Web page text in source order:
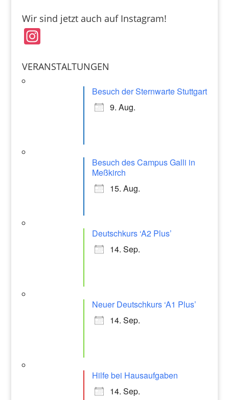
c
e
b
o
ai
l
at
p
Wir sind jetzt auch auf Instagram!
In
a
VERANSTALTUNGEN
Besuch der Sternwarte Stuttgart
9. Aug.
Besuch des Campus Galli in
Meßkirch
15. Aug.
Deutschkurs ‘A2 Plus’
14. Sep.
Neuer Deutschkurs ‘A1 Plus’
14. Sep.
Hilfe bei Hausaufgaben
14. Sep.